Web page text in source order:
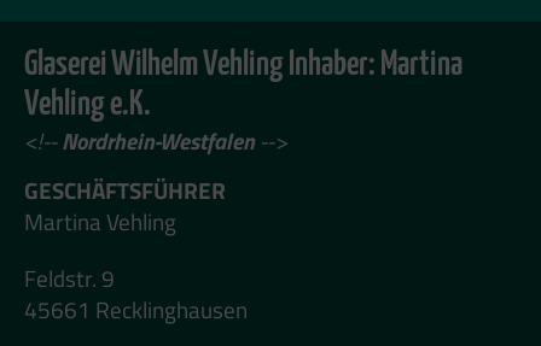
Glaserei Wilhelm Vehling Inhaber: Martina
Vehling e.K.
<!--Nordrhein-Westfalen -->
GESCHÄFTSFÜHRER
Martina Vehling
Feldstr. 9
45661 Recklinghausen